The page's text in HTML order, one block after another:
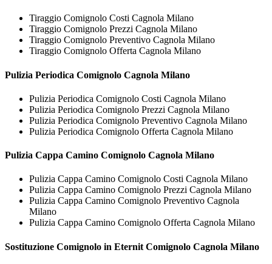
Tiraggio Comignolo Costi Cagnola Milano
Tiraggio Comignolo Prezzi Cagnola Milano
Tiraggio Comignolo Preventivo Cagnola Milano
Tiraggio Comignolo Offerta Cagnola Milano
Pulizia Periodica Comignolo Cagnola Milano
Pulizia Periodica Comignolo Costi Cagnola Milano
Pulizia Periodica Comignolo Prezzi Cagnola Milano
Pulizia Periodica Comignolo Preventivo Cagnola Milano
Pulizia Periodica Comignolo Offerta Cagnola Milano
Pulizia Cappa Camino Comignolo Cagnola Milano
Pulizia Cappa Camino Comignolo Costi Cagnola Milano
Pulizia Cappa Camino Comignolo Prezzi Cagnola Milano
Pulizia Cappa Camino Comignolo Preventivo Cagnola
Milano
Pulizia Cappa Camino Comignolo Offerta Cagnola Milano
Sostituzione Comignolo in Eternit Comignolo Cagnola Milano